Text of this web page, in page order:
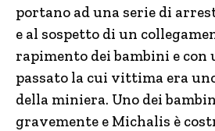
portano ad una serie di
e al sospetto di un
rapimento dei bambini e con
passato la cui vittima era
della miniera. Uno dei
gravemente e Michalis è